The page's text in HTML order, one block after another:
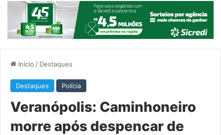
Início / Destaques
Destaques Polícia
Veranópolis: Caminhoneiro
morre após despencar de